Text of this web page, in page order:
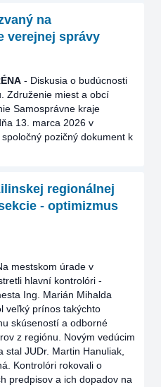
na
verejnej správy
- Diskusia o budúcnosti
Združenie miest a obcí
Samosprávne kraje
13. marca 2026 v
pozičný dokument k
regionálnej
- optimizmus
mestskom úrade v
hlavní kontrolóri -
Ing. Marián Mihalda
veľký prínos takýchto
skúseností a odborné
z regiónu. Novým vedúcim
JUDr. Martin Hanuliak,
Kontrolóri rokovali o
predpisov a ich dopadov na